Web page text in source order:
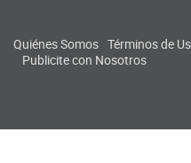
Quiénes Somos Términos de
Publicite con Nosotros